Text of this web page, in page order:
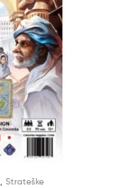
Strateške